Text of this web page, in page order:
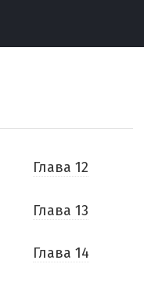
Глава 12
Глава 13
Глава 14